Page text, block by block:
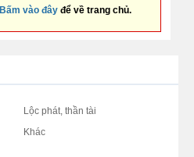
Bấm vào đây để về trang chủ.
Lộc phát, thần tài
Khác